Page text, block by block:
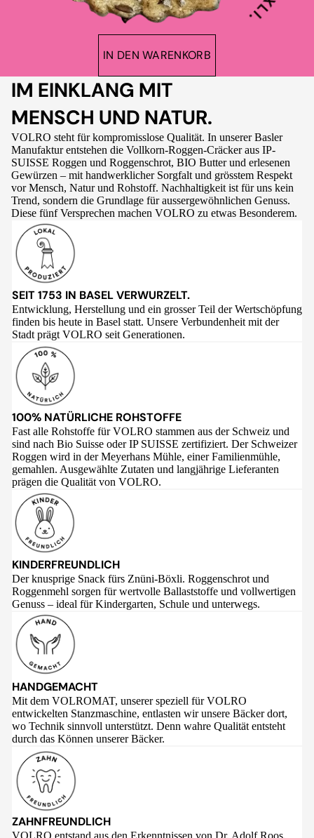
IN DEN WARENKORB
IM EINKLANG MIT
MENSCH UND NATUR.
VOLRO steht für kompromisslose Qualität. In unserer Basler
Manufaktur entstehen die Vollkorn-Roggen-Cräcker aus IP-
SUISSE Roggen und Roggenschrot, BIO Butter und erlesenen
Gewürzen – mit handwerklicher Sorgfalt und grösstem Respekt
vor Mensch, Natur und Rohstoff. Nachhaltigkeit ist für uns kein
Trend, sondern die Grundlage für aussergewöhnlichen Genuss.
Diese fünf Versprechen machen VOLRO zu etwas Besonderem.
SEIT 1753 IN BASEL VERWURZELT.
Entwicklung, Herstellung und ein grosser Teil der Wertschöpfung
finden bis heute in Basel statt. Unsere Verbundenheit mit der
Stadt prägt VOLRO seit Generationen.
100% NATÜRLICHE ROHSTOFFE
Fast alle Rohstoffe für VOLRO stammen aus der Schweiz und
sind nach Bio Suisse oder IP SUISSE zertifiziert. Der Schweizer
Roggen wird in der Meyerhans Mühle, einer Familienmühle,
gemahlen. Ausgewählte Zutaten und langjährige Lieferanten
prägen die Qualität von VOLRO.
KINDERFREUNDLICH
Der knusprige Snack fürs Znüni-Böxli. Roggenschrot und
Roggenmehl sorgen für wertvolle Ballaststoffe und vollwertigen
Genuss – ideal für Kindergarten, Schule und unterwegs.
HANDGEMACHT
Mit dem VOLROMAT, unserer speziell für VOLRO
entwickelten Stanzmaschine, entlasten wir unsere Bäcker dort,
wo Technik sinnvoll unterstützt. Denn wahre Qualität entsteht
durch das Können unserer Bäcker.
ZAHNFREUNDLICH
VOLRO entstand aus den Erkenntnissen von Dr. Adolf Roos,